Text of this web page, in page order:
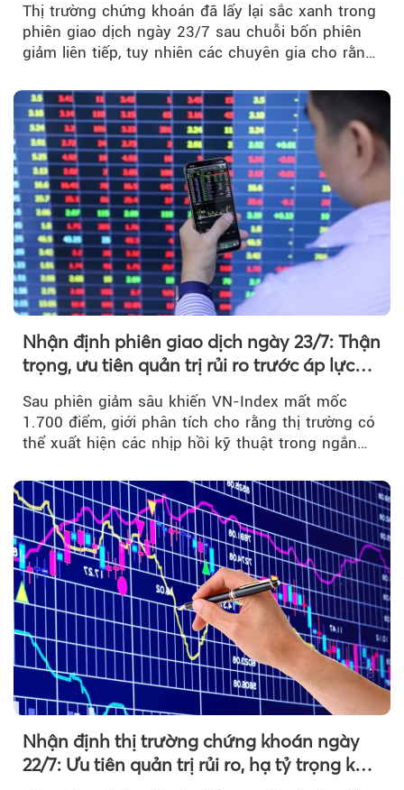
Thị trường chứng khoán đã lấy lại sắc xanh trong
phiên giao dịch ngày 23/7 sau chuỗi bốn phiên
giảm liên tiếp, tuy nhiên các chuyên gia cho rằng
Nhận định phiên giao dịch ngày 23/7: Thận
trọng, ưu tiên quản trị rủi ro trước áp lực
Sau phiên giảm sâu khiến VN-Index mất mốc
1.700 điểm, giới phân tích cho rằng thị trường có
thể xuất hiện các nhịp hồi kỹ thuật trong ngắn
Nhận định thị trường chứng khoán ngày
22/7: Ưu tiên quản trị rủi ro, hạ tỷ trọng khi